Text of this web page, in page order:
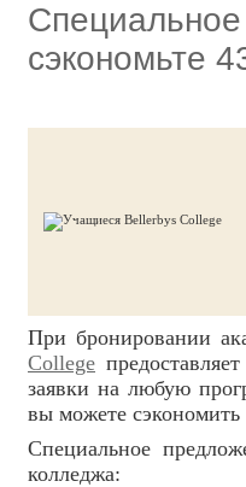
сэкономьте
При бронировании
College
заявки на любую
вы можете
Специальное
колледжа: